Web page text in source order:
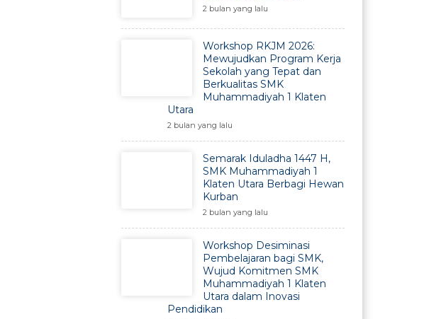
2 bulan yang lalu
Workshop RKJM 2026:
Mewujudkan Program Kerja
Sekolah yang Tepat dan
Berkualitas SMK
Muhammadiyah 1 Klaten
Utara
2 bulan yang lalu
Semarak Iduladha 1447 H,
SMK Muhammadiyah 1
Klaten Utara Berbagi Hewan
Kurban
2 bulan yang lalu
Workshop Desiminasi
Pembelajaran bagi SMK,
Wujud Komitmen SMK
Muhammadiyah 1 Klaten
Utara dalam Inovasi
Pendidikan